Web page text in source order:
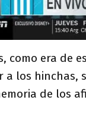
como era de
a los hinchas,
de los